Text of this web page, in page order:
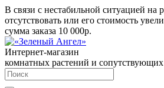
В связи с нестабильной ситуацией на
отсутствовать или его стоимость
сумма заказа 10 000р.
Интернет-магазин
комнатных растений и сопутствующих